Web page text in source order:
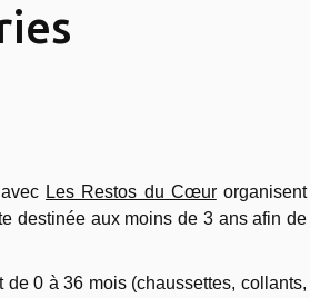
Les Restos du Cœurorganisent
destinée aux moins de 3 ans afin de
0 à 36 mois (chaussettes, collants,